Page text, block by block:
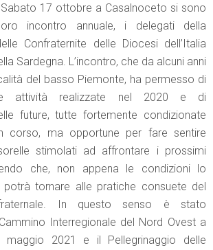
Sabato 17 ottobre a Casalnoceto si sono
incontro annuale, i delegati della
Confraternite delle Diocesi dell’Italia
Sardegna. L’incontro, che da alcuni anni
del basso Piemonte, ha permesso di
attività realizzate nel 2020 e di
future, tutte fortemente condizionate
corso, ma opportune per fare sentire
stimolati ad affrontare i prossimi
che, non appena le condizioni lo
potrà tornare alle pratiche consuete del
In questo senso è stato
Interregionale del Nord Ovest a
2021 e il Pellegrinaggio delle